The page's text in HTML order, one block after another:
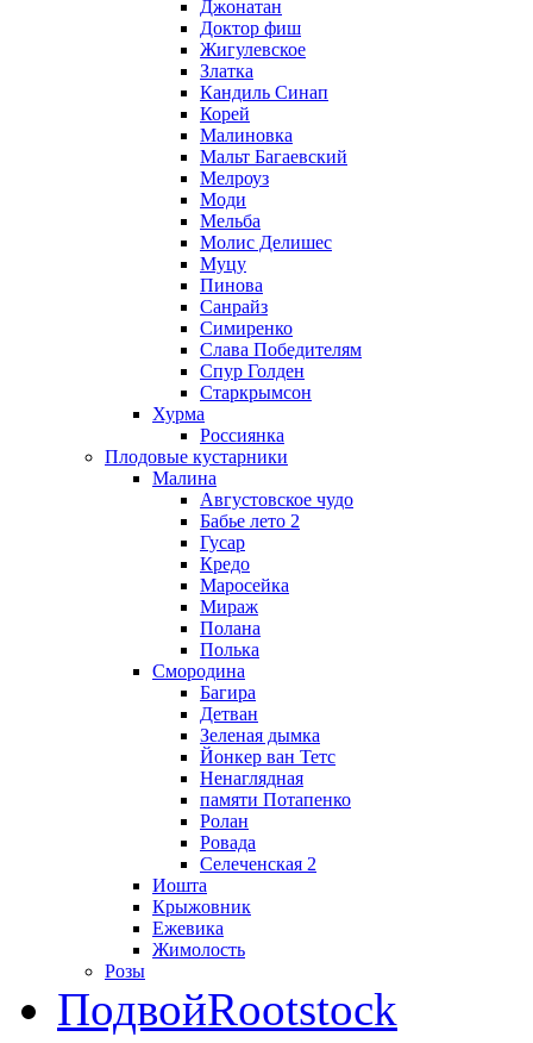
Джонатан
Доктор фиш
Жигулевское
Златка
Кандиль Синап
Корей
Малиновка
Мальт Багаевский
Мелроуз
Моди
Мельба
Молис Делишес
Муцу
Пинова
Санрайз
Симиренко
Слава Победителям
Спур Голден
Старкрымсон
Хурма
Россиянка
Плодовые кустарники
Малина
Августовское чудо
Бабье лето 2
Гусар
Кредо
Маросейка
Мираж
Полана
Полька
Смородина
Багира
Детван
Зеленая дымка
Йонкер ван Тетс
Ненаглядная
памяти Потапенко
Ролан
Ровада
Селеченская 2
Иошта
Крыжовник
Ежевика
Жимолость
Розы
ПодвойRootstock